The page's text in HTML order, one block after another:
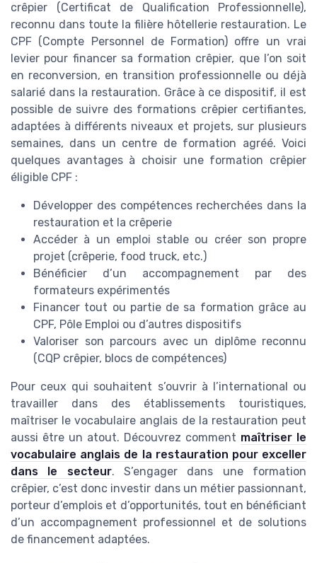
crêpier (Certificat de Qualification Professionnelle),
reconnu dans toute la filière hôtellerie restauration. Le
CPF (Compte Personnel de Formation) offre un vrai
levier pour financer sa formation crêpier, que l’on soit
en reconversion, en transition professionnelle ou déjà
salarié dans la restauration. Grâce à ce dispositif, il est
possible de suivre des formations crêpier certifiantes,
adaptées à différents niveaux et projets, sur plusieurs
semaines, dans un centre de formation agréé. Voici
quelques avantages à choisir une formation crêpier
éligible CPF :
Développer des compétences recherchées dans la
restauration et la crêperie
Accéder à un emploi stable ou créer son propre
projet (crêperie, food truck, etc.)
Bénéficier d’un accompagnement par des
formateurs expérimentés
Financer tout ou partie de sa formation grâce au
CPF, Pôle Emploi ou d’autres dispositifs
Valoriser son parcours avec un diplôme reconnu
(CQP crêpier, blocs de compétences)
Pour ceux qui souhaitent s’ouvrir à l’international ou
travailler dans des établissements touristiques,
maîtriser le vocabulaire anglais de la restauration peut
aussi être un atout. Découvrez comment maîtriser le
vocabulaire anglais de la restauration pour exceller
dans le secteur. S’engager dans une formation
crêpier, c’est donc investir dans un métier passionnant,
porteur d’emplois et d’opportunités, tout en bénéficiant
d’un accompagnement professionnel et de solutions
de financement adaptées.